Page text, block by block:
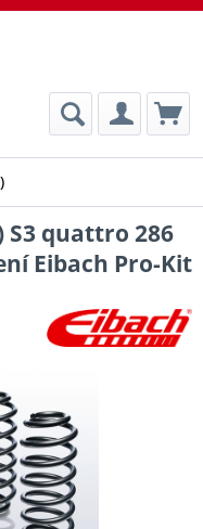
S3 quattro 286
Eibach Pro-Kit